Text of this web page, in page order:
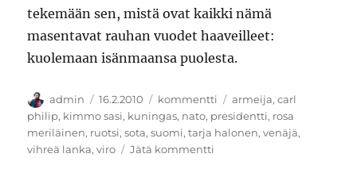
tekemään sen, mistä ovat kaikki nämä
masentavat rauhan vuodet haaveilleet:
kuolemaan isänmaansa puolesta.
Kirjoittaja
admin Julkaistu
16.2.2010 Kategoriat
kommentti Avainsanat
armeija,carl
philip, kimmo sasi, kuningas, nato, presidentti, rosa
meriläinen, ruotsi,sota,suomi,tarja halonen,venäjä,
vihreä lanka,viro Jätä kommentti